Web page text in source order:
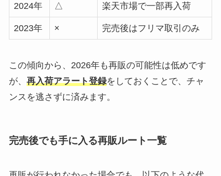
2024年 △ 楽天市場で一部再入荷
2023年 × 完売後はフリマ取引のみ
この傾向から、2026年も再販の可能性は低めです
が、 再入荷アラート登録をしておくことで、チャ
ンスを逃さずに済みます。
完売後でも手に入る再販ルート一覧